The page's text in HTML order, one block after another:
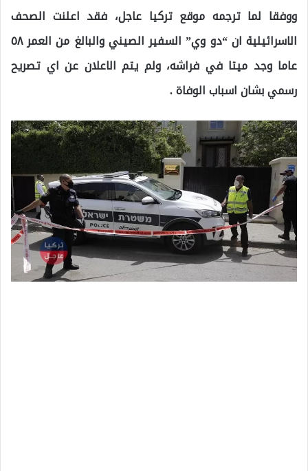
ووفقا لما ترجمه موقع تركيا عاجل، فقد اعلنت الصحف
الاسرائيلية ان “دو وي” السفير الصيني والبالغ من العمر ٥٨
عاما وجد ميتا في فراشه، ولم يتم الاعلان عن اي تصريح
رسمي بشان اسباب الوفاة .